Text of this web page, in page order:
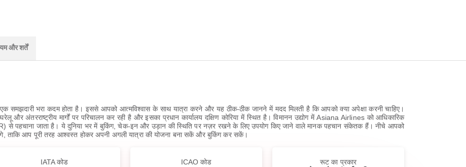
और शर्तें
समझदारी भरा कदम होता है। इससे आपको आत्मविश्वास के साथ यात्रा करने और यह ठीक-ठीक जानने में मदद मिलती है कि आपको क्या अपेक्षा करनी चाहिए।
अंतरराष्ट्रीय मार्गों पर परिचालन कर रही है और इसका प्रधान कार्यालय दक्षिण कोरिया में स्थित है। विमानन उद्योग में Asiana Airlines को आधिकारिक
जाता है। ये दुनिया भर में बुकिंग, चेक-इन और उड़ान की स्थिति पर नज़र रखने के लिए उपयोग किए जाने वाले मानक पहचान संकेतक हैं। नीचे आपको
ताकि आप पूरी तरह आश्वस्त होकर अपनी अगली यात्रा की योजना बना सकें और बुकिंग कर सकें।
IATA कोड ICAO कोड रूट का प्रकार